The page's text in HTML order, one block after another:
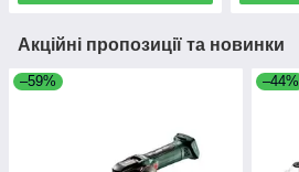
Акційні пропозиції та новинки
–59% –44%